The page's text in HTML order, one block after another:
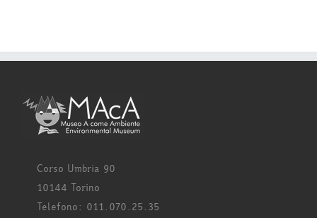
Corso Umbria 90
10144 Torino
Telefono: 011.070.25.35